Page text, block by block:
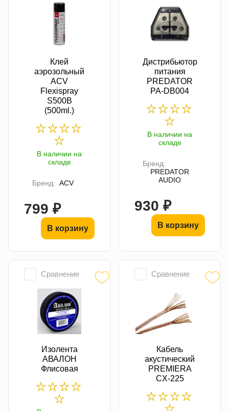
Клей
аэрозольный
ACV
Flexispray
S500B
(500ml.)
В наличии на
складе
Бренд: ACV
799 ₽
В корзину
Дистрибьютор
питания
PREDATOR
PA-DB004
В наличии на
складе
Бренд:
PREDATOR
AUDIO
930 ₽
В корзину
Сравнение
Изолента
АВАЛОН
Флисовая
Сравнение
Кабель
акустический
PREMIERA
CX-225